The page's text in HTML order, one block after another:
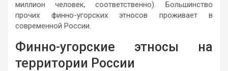
миллион человек, соответственно). Большинство
прочих финно-угорских этносов проживает в
современной России.
Финно-угорские этносы на
территории России